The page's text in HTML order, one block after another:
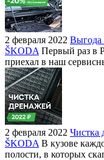
2 февраля 2022 Выгода
ŠKODA Первый раз в
приехал в наш
2 февраля 2022 Чистка
ŠKODA В кузове
полости, в которых